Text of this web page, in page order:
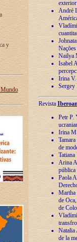
y
André
Nailya
Isabel
Irina V.
Sergey
Revista
Petr P.
Irina
de
Arina
pública
Paola
Martha
de
de
Natalia
de la